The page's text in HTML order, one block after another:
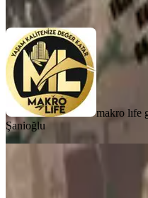
Ara
makro lıfe
Şanioğlu
Eğil
Eğil,